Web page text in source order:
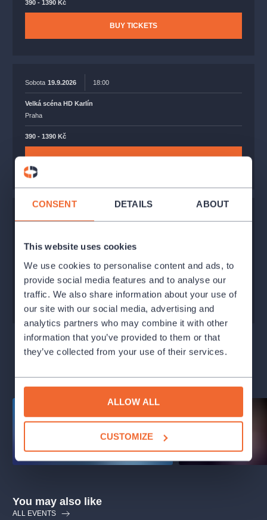
CONSENT DETAILS ABOUT
This website uses cookies
We use cookies to personalise content and ads, to
provide social media features and to analyse our
traffic. We also share information about your use of
our site with our social media, advertising and
analytics partners who may combine it with other
information that you’ve provided to them or that
they’ve collected from your use of their services.
ALLOW ALL
CUSTOMIZE
390 - 1390 Kč
BUY TICKETS
Sobota 19.9.2026 18:00
Velká scéna HD Karlín
Praha
390 - 1390 Kč
Praha
390 - 1390 Kč
BUY TICKETS
SHOW MORE DATES
You may also like
ALL EVENTS